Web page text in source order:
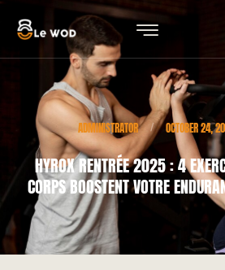
ADMINISTRATOR / OCTOBER 24,
HYROX RENTRÉE 2025 : 4
CORPS BOOSTENT VOTRE